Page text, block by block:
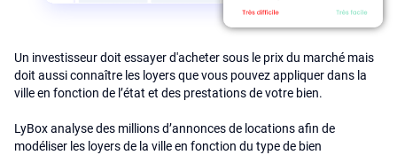
Un investisseur doit essayer d'acheter sous le prix du marché mais
doit aussi connaître les loyers que vous pouvez appliquer dans la
ville en fonction de l’état et des prestations de votre bien.
LyBox analyse des millions d’annonces de locations afin de
modéliser les loyers de la ville en fonction du type de bien